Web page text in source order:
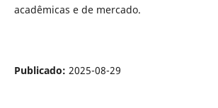
acadêmicas e de mercado.
Publicado: 2025-08-29